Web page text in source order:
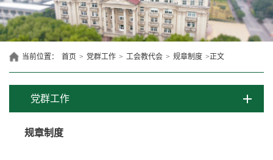
当前位置： 首页 > 党群工作 > 工会教代会 > 规章制度 >正文
党群工作
规章制度